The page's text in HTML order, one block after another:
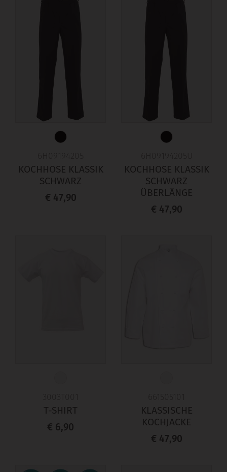
KOCHHOSE KLASSIK
SCHWARZ
€ 47,90
KOCHHOSE KLASSIK
SCHWARZ
ÜBERLÄNGE
€ 47,90
T-SHIRT
€ 6,90
KLASSISCHE
KOCHJACKE
€ 47,90